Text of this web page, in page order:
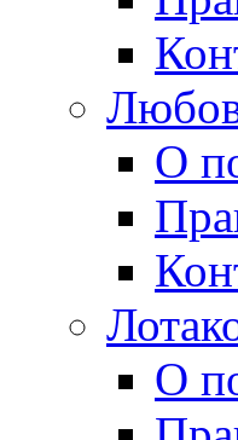
О
О